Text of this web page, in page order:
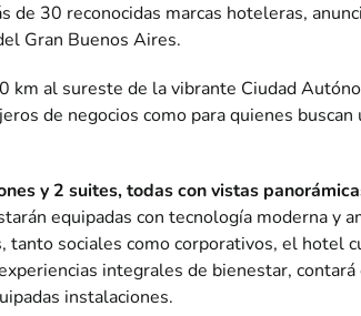
de 30 reconocidas marcas hoteleras,
Gran Buenos Aires.
km al sureste de la vibrante Ciudad
de negocios como para quienes buscan
y 2 suites, todas con vistas
equipadas con tecnología moderna y
sociales como corporativos, el hotel
integrales de bienestar, contará
instalaciones.